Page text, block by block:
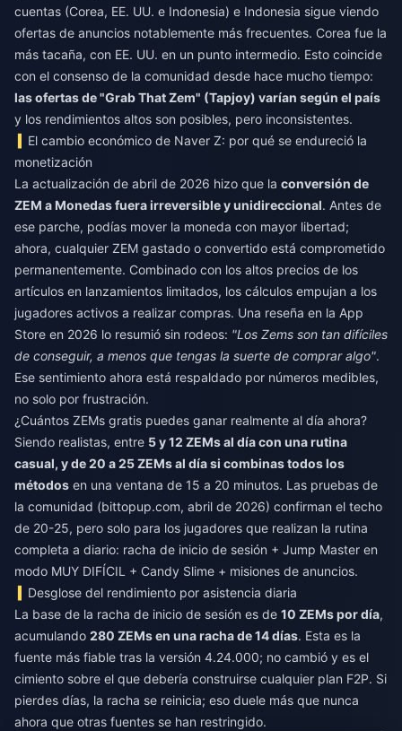
cuentas (Corea, EE. UU. e Indonesia) e Indonesia sigue viendo
ofertas de anuncios notablemente más frecuentes. Corea fue la
más tacaña, con EE. UU. en un punto intermedio. Esto coincide
con el consenso de la comunidad desde hace mucho tiempo:
las ofertas de "Grab That Zem" (Tapjoy) varían según el país
y los rendimientos altos son posibles, pero inconsistentes.
El cambio económico de Naver Z: por qué se endureció la
monetización
La actualización de abril de 2026 hizo que la conversión de
ZEM a Monedas fuera irreversible y unidireccional. Antes de
ese parche, podías mover la moneda con mayor libertad;
ahora, cualquier ZEM gastado o convertido está comprometido
permanentemente. Combinado con los altos precios de los
artículos en lanzamientos limitados, los cálculos empujan a los
jugadores activos a realizar compras. Una reseña en la App
Store en 2026 lo resumió sin rodeos: "Los Zems son tan difíciles
de conseguir, a menos que tengas la suerte de comprar algo".
Ese sentimiento ahora está respaldado por números medibles,
no solo por frustración.
¿Cuántos ZEMs gratis puedes ganar realmente al día ahora?
Siendo realistas, entre 5 y 12 ZEMs al día con una rutina
casual, y de 20 a 25 ZEMs al día si combinas todos los
métodos en una ventana de 15 a 20 minutos. Las pruebas de
la comunidad (bittopup.com, abril de 2026) confirman el techo
de 20-25, pero solo para los jugadores que realizan la rutina
completa a diario: racha de inicio de sesión + Jump Master en
modo MUY DIFÍCIL + Candy Slime + misiones de anuncios.
Desglose del rendimiento por asistencia diaria
La base de la racha de inicio de sesión es de 10 ZEMs por día,
acumulando 280 ZEMs en una racha de 14 días. Esta es la
fuente más fiable tras la versión 4.24.000; no cambió y es el
cimiento sobre el que debería construirse cualquier plan F2P. Si
pierdes días, la racha se reinicia; eso duele más que nunca
ahora que otras fuentes se han restringido.